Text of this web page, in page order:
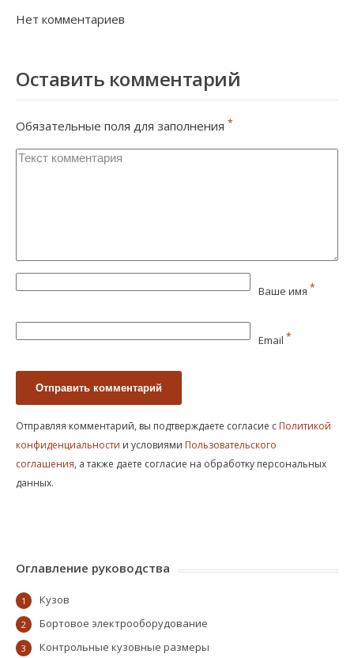
Нет комментариев
Оставить комментарий
Обязательные поля для заполнения *
Ваше имя *
Email *
Отправляя комментарий, вы подтверждаете согласие с Политикой
конфиденциальности и условиями Пользовательского
соглашения, а также даете согласие на обработку персональных
данных.
Оглавление руководства
1 Кузов
2 Бортовое электрооборудование
3 Контрольные кузовные размеры